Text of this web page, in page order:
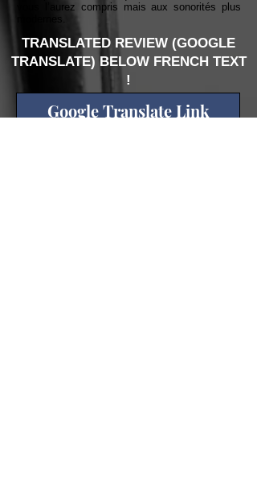
vous l’aurez compris mais aux sonorités plus
modernes.
TRANSLATED REVIEW (GOOGLE
TRANSLATE) BELOW FRENCH TEXT
!
Google Translate Link